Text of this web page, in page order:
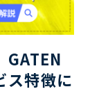
GATEN
ス特徴に